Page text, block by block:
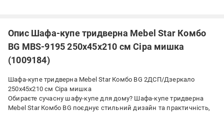
Опис Шафа-купе тридверна Mebel Star Комбо
BG MBS-9195 250х45х210 см Сіра мишка
(1009184)
Шафа-купе тридверна Mebel Star Комбо BG 2ДСП/Дзеркало
250x45x210 см Сіра мишка
Обираєте сучасну шафу-купе для дому? Шафа-купе тридверна
Mebel Star Комбо BG поєднує стильний дизайн та практичність,